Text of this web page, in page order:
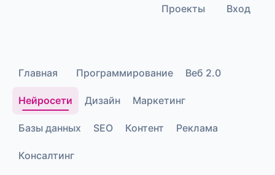
Проекты Вход
Главная Программирование Веб 2.0
Нейросети Дизайн Маркетинг
Базы данных SEO Контент Реклама
Консалтинг